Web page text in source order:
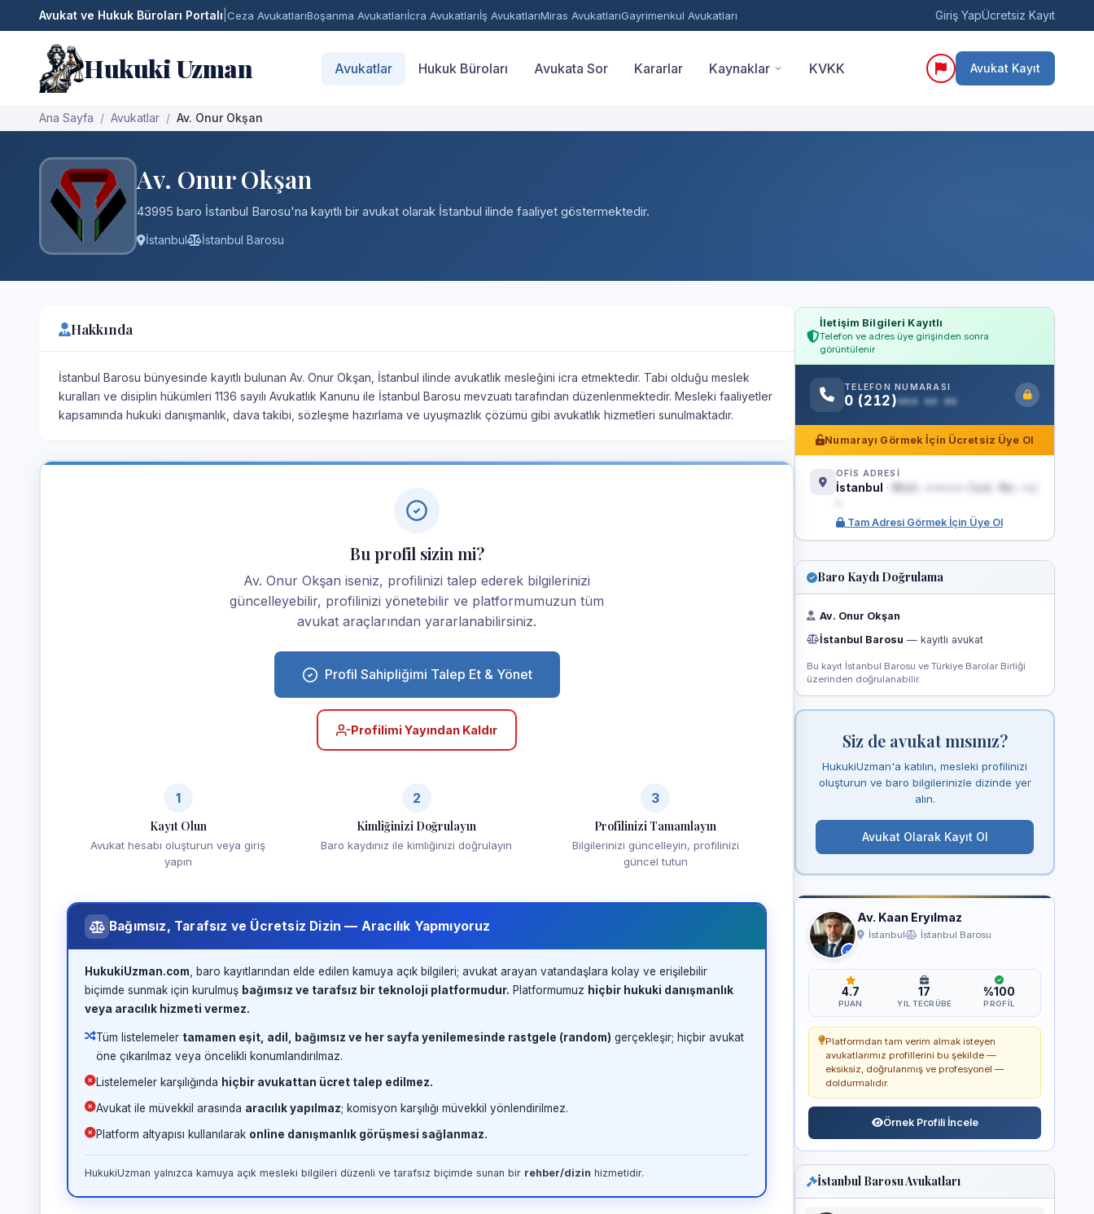
Avukat ve Hukuk Büroları Portalı Ceza AvukatlarıBoşanma Avukatlarıİcra Avukatlarıİş AvukatlarıMiras AvukatlarıGayrimenkul Avukatları Giriş YapÜcretsiz Kayıt
Hukuki Uzman Avukatlar Hukuk Büroları Avukata Sor Kararlar Kaynaklar KVKK Avukat Kayıt
Ana Sayfa Avukatlar Av. Onur Okşan
Av. Onur Okşan
43995 baro İstanbul Barosu'na kayıtlı bir avukat olarak İstanbul ilinde faaliyet göstermektedir.
İstanbul İstanbul Barosu
Hakkında
İstanbul Barosu bünyesinde kayıtlı bulunan Av. Onur Okşan, İstanbul ilinde avukatlık mesleğini icra etmektedir. Tabi olduğu meslek
kuralları ve disiplin hükümleri 1136 sayılı Avukatlık Kanunu ile İstanbul Barosu mevzuatı tarafından düzenlenmektedir. Mesleki faaliyetler
kapsamında hukuki danışmanlık, dava takibi, sözleşme hazırlama ve uyuşmazlık çözümü gibi avukatlık hizmetleri sunulmaktadır.
Bu profil sizin mi?
Av. Onur Okşan iseniz, profilinizi talep ederek bilgilerinizi
güncelleyebilir, profilinizi yönetebilir ve platformumuzun tüm
avukat araçlarından yararlanabilirsiniz.
Profil Sahipliğimi Talep Et & Yönet
Profilimi Yayından Kaldır
1
Kayıt Olun
Avukat hesabı oluşturun veya giriş
yapın
2
Kimliğinizi Doğrulayın
Baro kaydınız ile kimliğinizi doğrulayın
3
Profilinizi Tamamlayın
Bilgilerinizi güncelleyin, profilinizi
güncel tutun
Bağımsız, Tarafsız ve Ücretsiz Dizin — Aracılık Yapmıyoruz
HukukiUzman.com , baro kayıtlarından elde edilen kamuya açık bilgileri; avukat arayan vatandaşlara kolay ve erişilebilir
biçimde sunmak için kurulmuş bağımsız ve tarafsız bir teknoloji platformudur. Platformumuz hiçbir hukuki danışmanlık
veya aracılık hizmeti vermez.
Tüm listelemeler tamamen eşit, adil, bağımsız ve her sayfa yenilemesinde rastgele (random) gerçekleşir; hiçbir avukat
öne çıkarılmaz veya öncelikli konumlandırılmaz.
Listelemeler karşılığında hiçbir avukattan ücret talep edilmez.
Avukat ile müvekkil arasında aracılık yapılmaz; komisyon karşılığı müvekkil yönlendirilmez.
Platform altyapısı kullanılarak online danışmanlık görüşmesi sağlanmaz.
HukukiUzman yalnızca kamuya açık mesleki bilgileri düzenli ve tarafsız biçimde sunan bir rehber/dizin hizmetidir.
İletişim Bilgileri Kayıtlı
Telefon ve adres üye girişinden sonra
görüntülenir
TELEFON NUMARASI
0 (212)••• •• ••
Numarayı Görmek İçin Ücretsiz Üye Ol
OFİS ADRESİ
İstanbul ·
Mah. ••••••• Cad. No: ••/
Tam Adresi Görmek İçin Üye Ol
Baro Kaydı Doğrulama
Av. Onur Okşan
İstanbul Barosu — kayıtlı avukat
Bu kayıt İstanbul Barosu ve Türkiye Barolar Birliği
üzerinden doğrulanabilir.
Siz de avukat mısınız?
HukukiUzman'a katılın, mesleki profilinizi
oluşturun ve baro bilgilerinizle dizinde yer
alın.
Avukat Olarak Kayıt Ol
Av. Kaan Eryılmaz
İstanbul İstanbul Barosu
4.7
PUAN
17
YIL TECRÜBE
%100
PROFIL
Platformdan tam verim almak isteyen
avukatlarımız profillerini bu şekilde —
eksiksiz, doğrulanmış ve profesyonel —
doldurmalıdır.
Örnek Profili İncele
İstanbul Barosu Avukatları